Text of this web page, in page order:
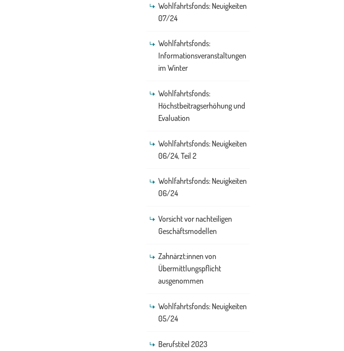
Wohlfahrtsfonds: Neuigkeiten
07/24
Wohlfahrtsfonds:
Informationsveranstaltungen
im Winter
Wohlfahrtsfonds:
Höchstbeitragserhöhung und
Evaluation
Wohlfahrtsfonds: Neuigkeiten
06/24, Teil 2
Wohlfahrtsfonds: Neuigkeiten
06/24
Vorsicht vor nachteiligen
Geschäftsmodellen
Zahnärzt:innen von
Übermittlungspflicht
ausgenommen
Wohlfahrtsfonds: Neuigkeiten
05/24
Berufstitel 2023